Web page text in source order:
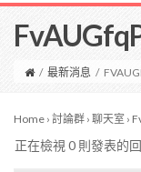
/ 最新消息 /
Home › 討論群 › 聊天室 ›
正在檢視 0 則發表的